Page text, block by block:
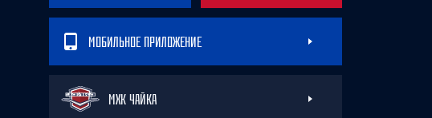
МОБИЛЬНОЕ ПРИЛОЖЕНИЕ
МХК ЧАЙКА